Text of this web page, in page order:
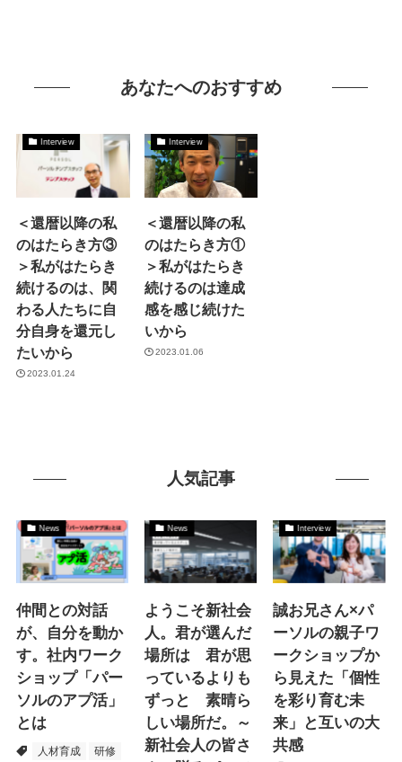
あなたへのおすすめ
Interview
＜還暦以降の私
のはたらき方③
＞私がはたらき
続けるのは、関
わる人たちに自
分自身を還元し
たいから
2023.01.24
Interview
＜還暦以降の私
のはたらき方①
＞私がはたらき
続けるのは達成
感を感じ続けた
いから
2023.01.06
人気記事
News
仲間との対話
が、自分を動か
す。社内ワーク
ショップ「パー
ソルのアプ活」
とは
人材育成 研修
News
ようこそ新社会
人。君が選んだ
場所は 君が思
っているよりも
ずっと 素晴ら
しい場所だ。～
新社会人の皆さ
Interview
誠お兄さん×パ
ーソルの親子ワ
ークショップか
ら見えた「個性
を彩り育む未
来」と互いの大
共感